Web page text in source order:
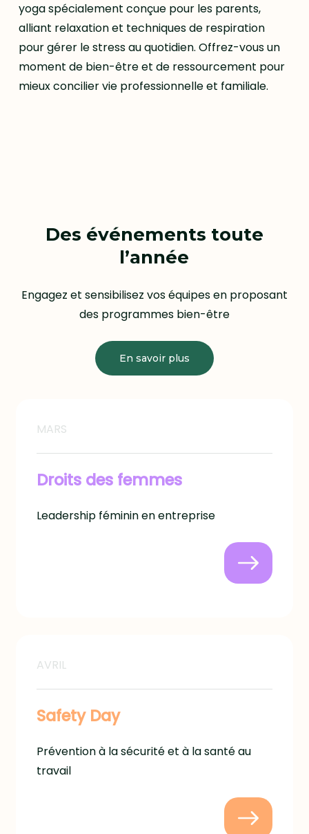
yoga spécialement conçue pour les parents,
alliant relaxation et techniques de respiration
pour gérer le stress au quotidien. Offrez-vous un
moment de bien-être et de ressourcement pour
mieux concilier vie professionnelle et familiale.
Des événements toute
l’année
Engagez et sensibilisez vos équipes en proposant
des programmes bien-être
En savoir plus
MARS
Droits des femmes
Leadership féminin en entreprise
AVRIL
Safety Day
Prévention à la sécurité et à la santé au
travail